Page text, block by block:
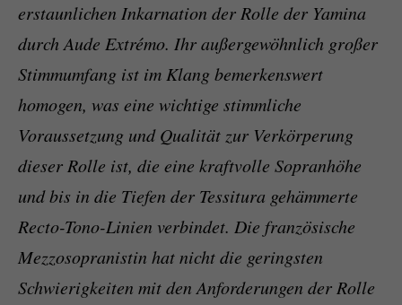
erstaunlichen Inkarnation der Rolle der Yamina
durch Aude Extrémo. Ihr außergewöhnlich großer
Stimmumfang ist im Klang bemerkenswert
homogen, was eine wichtige stimmliche
Voraussetzung und Qualität zur Verkörperung
dieser Rolle ist, die eine kraftvolle Sopranhöhe
und bis in die Tiefen der Tessitura gehämmerte
Recto-Tono-Linien verbindet. Die französische
Mezzosopranistin hat nicht die geringsten
Schwierigkeiten mit den Anforderungen der Rolle